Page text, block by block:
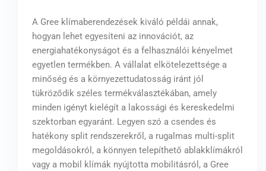
A Gree klímaberendezések kiváló példái annak,
hogyan lehet egyesíteni az innovációt, az
energiahatékonyságot és a felhasználói kényelmet
egyetlen termékben. A vállalat elkötelezettsége a
minőség és a környezettudatosság iránt jól
tükröződik széles termékválasztékában, amely
minden igényt kielégít a lakossági és kereskedelmi
szektorban egyaránt. Legyen szó a csendes és
hatékony split rendszerekről, a rugalmas multi-split
megoldásokról, a könnyen telepíthető ablakklímákról
vagy a mobil klímák nyújtotta mobilitásról, a Gree